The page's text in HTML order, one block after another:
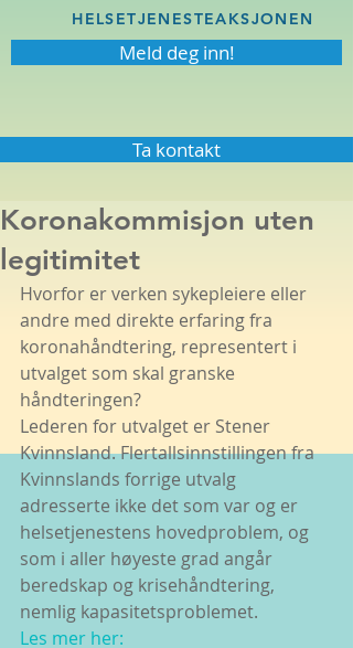
HELSETJENESTEAKSJONEN
Meld deg inn!
Ta kontakt
Koronakommisjon uten
legitimitet
Hvorfor er verken sykepleiere eller
andre med direkte erfaring fra
koronahåndtering, representert i
utvalget som skal granske
håndteringen?
Lederen for utvalget er Stener
Kvinnsland. Flertallsinnstillingen fra
Kvinnslands forrige utvalg
adresserte ikke det som var og er
helsetjenestens hovedproblem, og
som i aller høyeste grad angår
beredskap og krisehåndtering,
nemlig kapasitetsproblemet.
Les mer her: